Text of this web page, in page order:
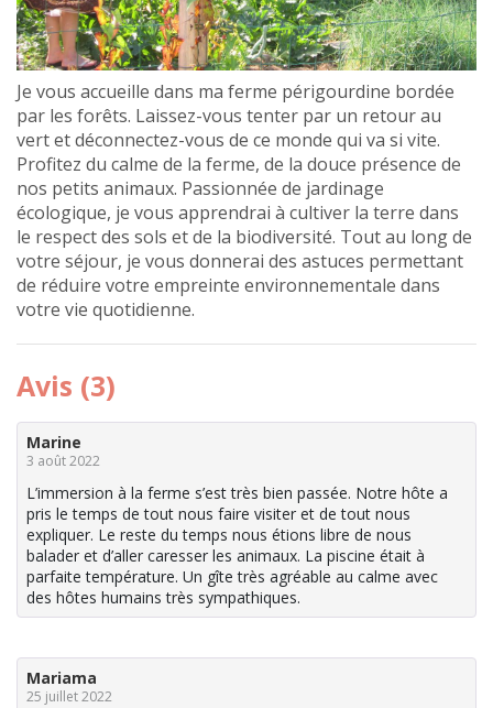
Je vous accueille dans ma ferme périgourdine bordée
par les forêts. Laissez-vous tenter par un retour au
vert et déconnectez-vous de ce monde qui va si vite.
Profitez du calme de la ferme, de la douce présence de
nos petits animaux. Passionnée de jardinage
écologique, je vous apprendrai à cultiver la terre dans
le respect des sols et de la biodiversité. Tout au long de
votre séjour, je vous donnerai des astuces permettant
de réduire votre empreinte environnementale dans
votre vie quotidienne.
Avis (3)
Marine
3 août 2022
L’immersion à la ferme s’est très bien passée. Notre hôte a
pris le temps de tout nous faire visiter et de tout nous
expliquer. Le reste du temps nous étions libre de nous
balader et d’aller caresser les animaux. La piscine était à
parfaite température. Un gîte très agréable au calme avec
des hôtes humains très sympathiques.
Mariama
25 juillet 2022